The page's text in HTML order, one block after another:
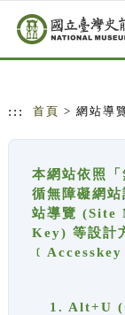
跳到主要內容
網站導覽
::: 首頁 > 網站導
本網站依照
循無障礙網
站導覽 (Site
Key) 等設計
﹝Accesskey
1. Alt+U